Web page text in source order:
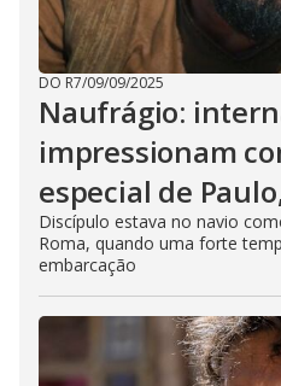
DO R7/09/09/2025
Naufrágio:
impressionam
especial de
Discípulo estava no navio
Roma, quando uma forte
embarcação